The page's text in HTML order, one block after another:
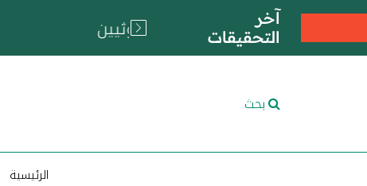
آخر
التحقيقات
بحث
الرئيسية